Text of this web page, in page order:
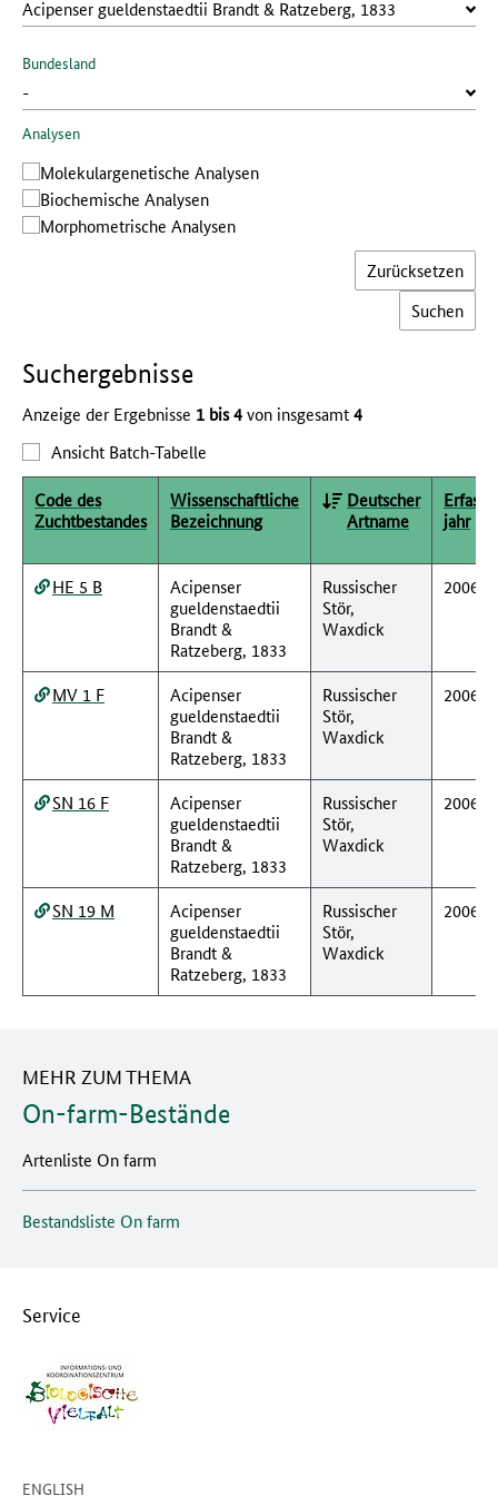
Bundesland
Analysen
Molekular­genetische Analysen
Bio­chemische Analysen
Morphometrische Analysen
Zurücksetzen
Such­ergebnisse
Anzeige der Ergebnisse 1 bis 4von insgesamt4
Ansicht Batch-Tabelle
Code des
Zuchtbestandes
Wissenschaftliche
Bezeichnung
Deutscher
Artname
jahr
HE 5 B
Acipenser
gueldenstaedtii
Brandt &
Ratzeberg, 1833
Russischer
Stör,
Waxdick
2006
MV 1 F
Acipenser
gueldenstaedtii
Brandt &
Ratzeberg, 1833
Russischer
Stör,
Waxdick
2006
SN 16 F
Acipenser
gueldenstaedtii
Brandt &
Ratzeberg, 1833
Russischer
Stör,
Waxdick
2006
SN 19 M
Acipenser
gueldenstaedtii
Brandt &
Ratzeberg, 1833
Russischer
Stör,
Waxdick
2006
MEHR ZUM THEMA
On-farm-Bestände
Artenliste On farm
Bestandsliste On farm
Service
ENGLISH